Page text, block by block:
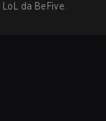
LoL da BeFive